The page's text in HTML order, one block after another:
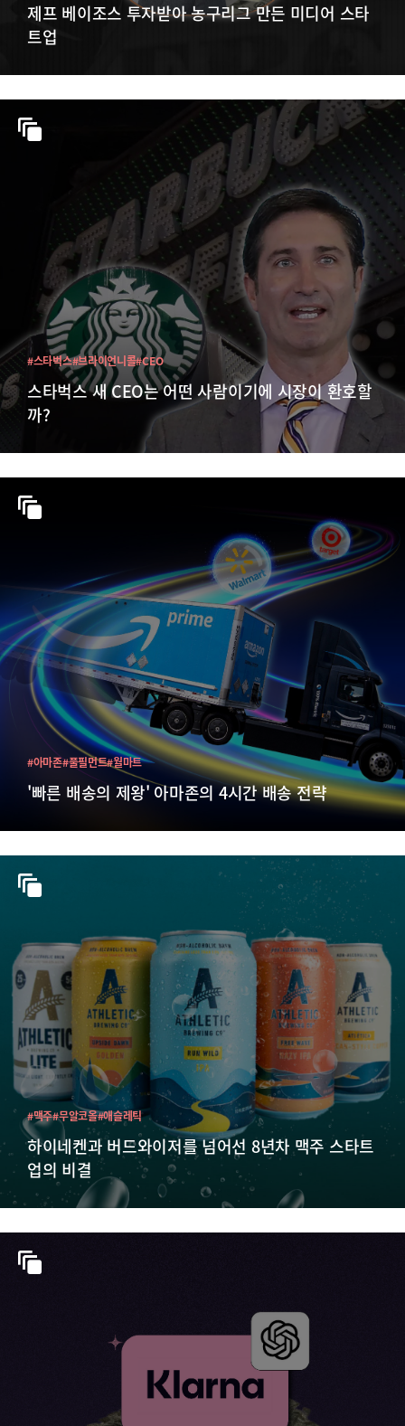
제프 베이조스 투자받아 농구리그 만든 미디어 스타
트업
스타벅스 새 CEO는 어떤 사람이기에 시장이 환호할
까?
#스타벅스#브라이언니콜#CEO
'빠른 배송의 제왕' 아마존의 4시간 배송 전략
#아마존#풀필먼트#월마트
하이네켄과 버드와이저를 넘어선 8년차 맥주 스타트
업의 비결
#맥주#무알코올#애슬레틱